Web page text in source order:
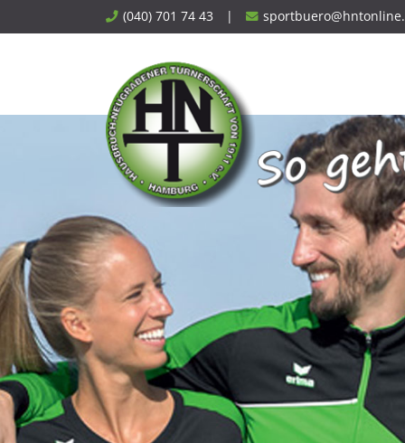
to
(040) 701 74 43 |